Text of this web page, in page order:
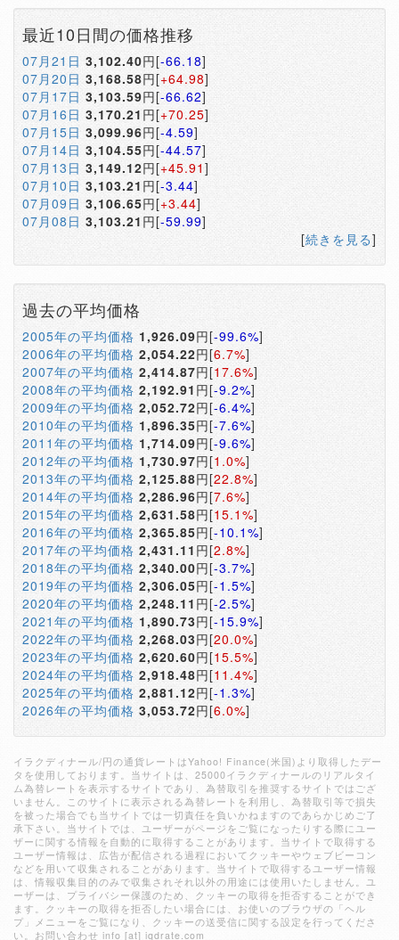
最近10日間の価格推移
07月21日 3,102.40円[-66.18]
07月20日 3,168.58円[+64.98]
07月17日 3,103.59円[-66.62]
07月16日 3,170.21 円[+70.25]
07月15日 3,099.96円[-4.59]
07月14日 3,104.55円[-44.57]
07月13日 3,149.12円[+45.91 ]
07月10日 3,103.21円[-3.44]
07月09日 3,106.65円[+3.44]
07月08日 3,103.21 円[-59.99]
[続きを見る]
過去の平均価格
2005年の平均価格 1,926.09円[-99.6%]
2006年の平均価格 2,054.22円[6.7%]
2007年の平均価格 2,414.87円[17.6%]
2008年の平均価格 2,192.91 円[-9.2%]
2009年の平均価格 2,052.72円[-6.4%]
2010年の平均価格 1,896.35円[-7.6%]
2011年の平均価格 1,714.09円[-9.6%]
2012年の平均価格 1,730.97円[1.0%]
2013年の平均価格 2,125.88円[22.8%]
2014年の平均価格 2,286.96円[7.6%]
2015年の平均価格 2,631.58円[15.1%]
2016年の平均価格 2,365.85円[-10.1%]
2017年の平均価格 2,431.11 円[2.8%]
2018年の平均価格 2,340.00円[-3.7%]
2019年の平均価格 2,306.05円[-1.5%]
2020年の平均価格 2,248.11 円[-2.5%]
2021年の平均価格 1,890.73円[-15.9%]
2022年の平均価格 2,268.03円[20.0%]
2023年の平均価格 2,620.60円[15.5%]
2024年の平均価格 2,918.48円[11.4%]
2025年の平均価格 2,881.12円[-1.3%]
2026年の平均価格 3,053.72円[6.0%]
イラクディナール/円の通貨レートはYahoo! Finance(米国)より取得したデー
タを使用しております。当サイトは、25000イラクディナールのリアルタイ
ム為替レートを表示するサイトであり、為替取引を推奨するサイトではござ
いません。このサイトに表示される為替レートを利用し、為替取引等で損失
を被った場合でも当サイトでは一切責任を負いかねますのであらかじめご了
承下さい。当サイトでは、ユーザーがページをご覧になったりする際にユー
ザーに関する情報を自動的に取得することがあります。当サイトで取得する
ユーザー情報は、広告が配信される過程においてクッキーやウェブビーコン
などを用いて収集されることがあります。当サイトで取得するユーザー情報
は、情報収集目的のみで収集されそれ以外の用途には使用いたしません。ユ
ーザーは、プライバシー保護のため、クッキーの取得を拒否することができ
ます。クッキーの取得を拒否したい場合には、お使いのブラウザの「ヘル
プ」メニューをご覧になり、クッキーの送受信に関する設定を行ってくださ
い。お問い合わせ info [at] iqdrate.com